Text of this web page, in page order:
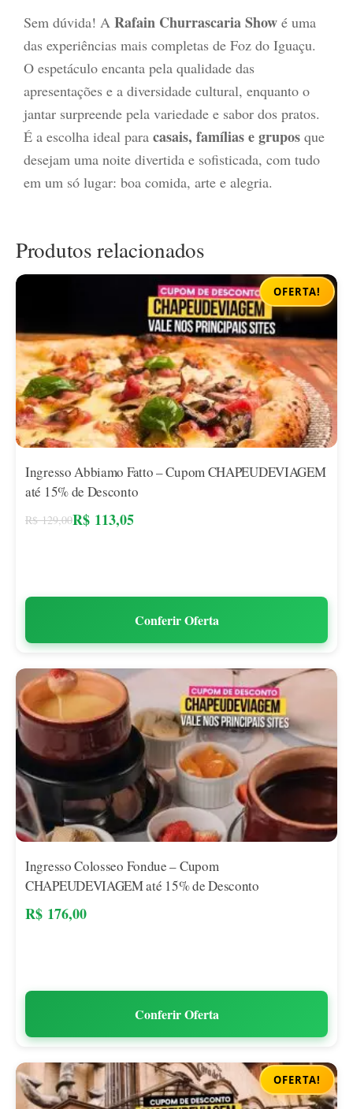
Sem dúvida! A Rafain Churrascaria Show é uma
das experiências mais completas de Foz do Iguaçu.
O espetáculo encanta pela qualidade das
apresentações e a diversidade cultural, enquanto o
jantar surpreende pela variedade e sabor dos pratos.
É a escolha ideal para casais, famílias e grupos que
desejam uma noite divertida e sofisticada, com tudo
em um só lugar: boa comida, arte e alegria.
Produtos relacionados
OFERTA!
Ingresso Abbiamo Fatto – Cupom CHAPEUDEVIAGEM
até 15% de Desconto
R$129,00R$ 113,05
Conferir Oferta
Ingresso Colosseo Fondue – Cupom
CHAPEUDEVIAGEM até 15% de Desconto
R$ 176,00
Conferir Oferta
OFERTA!